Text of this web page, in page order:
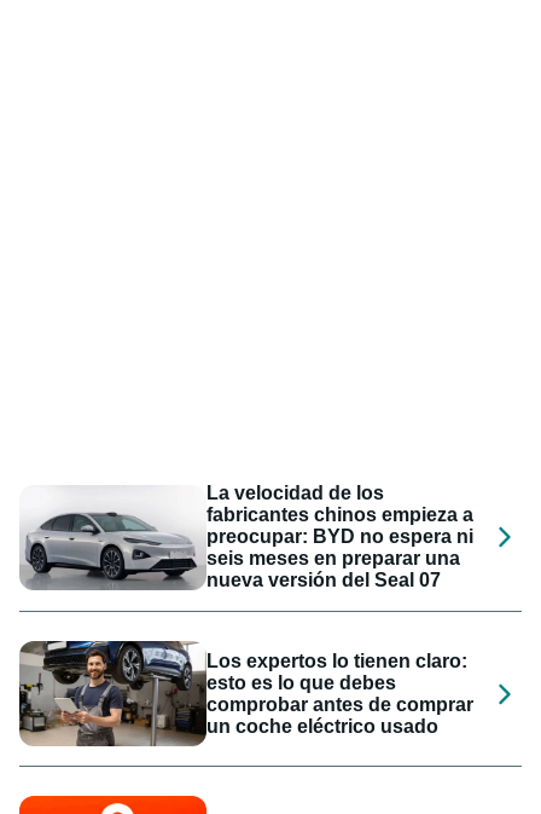
La velocidad de los
fabricantes chinos empieza a
preocupar: BYD no espera ni
seis meses en preparar una
nueva versión del Seal 07
Los expertos lo tienen claro:
esto es lo que debes
comprobar antes de comprar
un coche eléctrico usado